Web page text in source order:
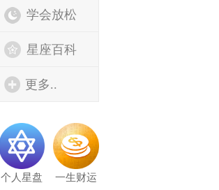
学会放松
星座百科
更多..
个人星盘 一生财运